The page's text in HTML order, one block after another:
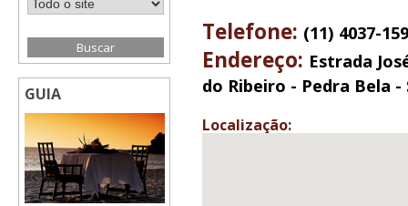
GUIA
Telefone: (11) 4037-
Endereço: Estrada
do Ribeiro - Pedra Bela -
Localização: